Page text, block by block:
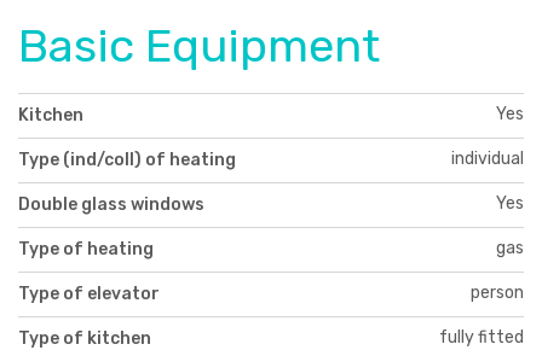
Basic Equipment
Kitchen Yes
Type (ind/coll) of heating individual
Double glass windows Yes
Type of heating gas
Type of elevator person
Type of kitchen fully fitted